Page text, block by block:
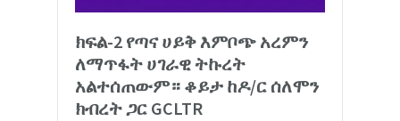
ክፍል-2 የጣና ሀይቅ እምቦጭ አረምን
ለማጥፋት ሀገራዊ ትኩረት
አልተሰጠውም። ቆይታ ከዶ/ር ሰለሞን
ክብረት ጋር GCLTR